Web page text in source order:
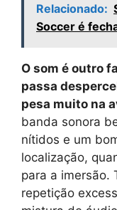
Relacionado:
Soccer é
O som é outro
passa
pesa muito na
banda sonora
nítidos e um
localização,
para a imersão.
repetição